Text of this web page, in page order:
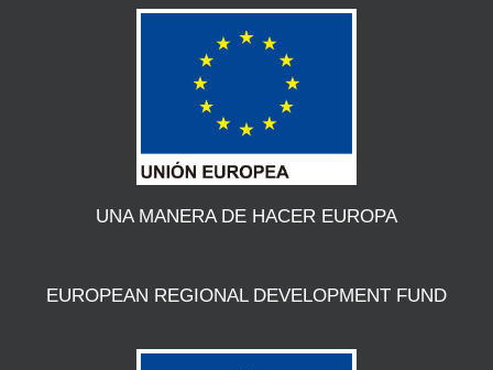
UNA MANERA DE HACER EUROPA
EUROPEAN REGIONAL DEVELOPMENT FUND